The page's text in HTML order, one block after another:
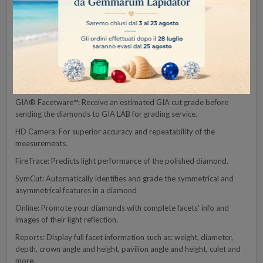
grade stones according any leading gem labs standards.
Portable System: Light weight of only 1.3kg, can be taken anywhere
Lab: Measure and grade diamonds based on the standards of major
labs.
GIA® Facetware™: Receive an estimated GIA cut grade before
sending the diamonds to GIA LAB for grading service.
HD Camera: For superior accuracy and repeatability of the
measurements.
FireTrace: Predicts light performance of the polished diamond.
SymCut: Automatically identifies and grade the symmetrical and
asymmetrical features in a diamond
Online: Promote your diamonds with complete facets' info and
images of their light reflection.
Reports: Display full facet information such as: weight, diameter,
depth, crown angle and height, pavilion angle and height, culet and
more.